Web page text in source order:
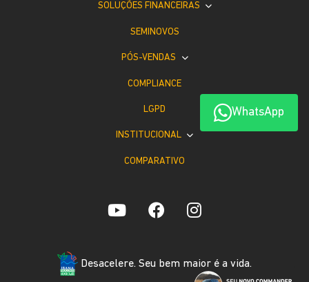
WhatsApp
SOLUÇÕES FINANCEIRAS
SEMINOVOS
PÓS-VENDAS
COMPLIANCE
LGPD
INSTITUCIONAL
COMPARATIVO
Desacelere. Seu bem maior é a vida.